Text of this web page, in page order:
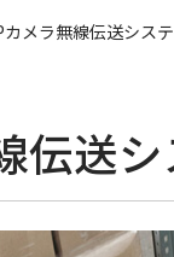
カメラ無線伝送シス
伝送